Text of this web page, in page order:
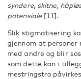
syndere, skitne,
potensiale [11].
Slik stigmatisering
gjennom at personer
med andre og blir
som dette kan i
mestringstro